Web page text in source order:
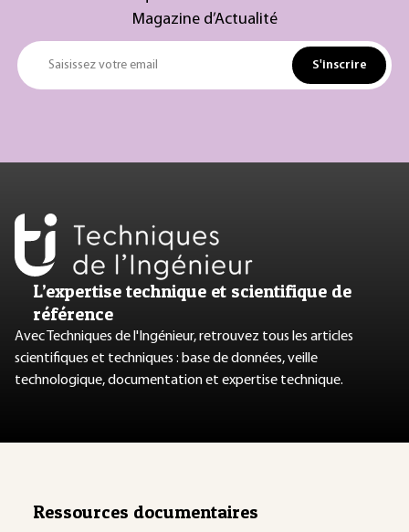
Magazine d’Actualité
Saisissez votre email S'inscrire
L’expertise technique et scientifique de
référence
Avec Techniques de l'Ingénieur, retrouvez tous les articles
scientifiques et techniques : base de données, veille
technologique, documentation et expertise technique.
Ressources documentaires